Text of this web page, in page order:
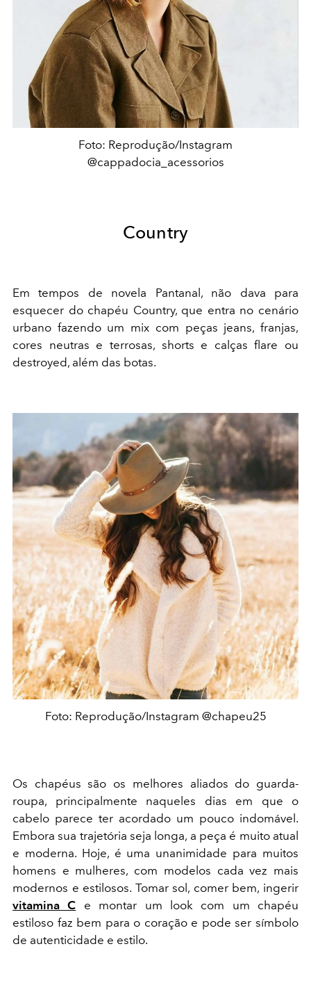
Foto: Reprodução/Instagram
@cappadocia_acessorios
Country
Em tempos de novela Pantanal, não dava para
esquecer do chapéu Country, que entra no cenário
urbano fazendo um mix com peças jeans, franjas,
cores neutras e terrosas, shorts e calças flare ou
destroyed, além das botas.
Foto: Reprodução/Instagram @chapeu25
Os chapéus são os melhores aliados do guarda-
roupa, principalmente naqueles dias em que o
cabelo parece ter acordado um pouco indomável.
Embora sua trajetória seja longa, a peça é muito atual
e moderna. Hoje, é uma unanimidade para muitos
homens e mulheres, com modelos cada vez mais
modernos e estilosos. Tomar sol, comer bem, ingerir
vitamina C e montar um look com um chapéu
estiloso faz bem para o coração e pode ser símbolo
de autenticidade e estilo.